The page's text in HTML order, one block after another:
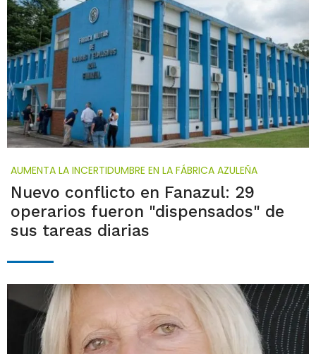
AUMENTA LA INCERTIDUMBRE EN LA FÁBRICA AZULEÑA
Nuevo conflicto en Fanazul: 29
operarios fueron "dispensados" de
sus tareas diarias